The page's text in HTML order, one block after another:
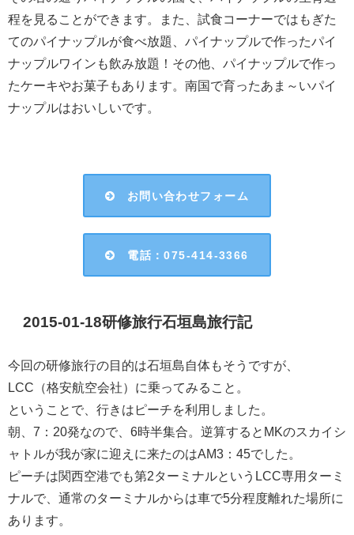
程を見ることができます。また、試食コーナーではもぎた
てのパイナップルが食べ放題、パイナップルで作ったパイ
ナップルワインも飲み放題！その他、パイナップルで作っ
たケーキやお菓子もあります。南国で育ったあま～いパイ
ナップルはおいしいです。
お問い合わせフォーム
電話：075-414-3366
2015-01-18研修旅行石垣島旅行記
今回の研修旅行の目的は石垣島自体もそうですが、
LCC（格安航空会社）に乗ってみること。
ということで、行きはピーチを利用しました。
朝、7：20発なので、6時半集合。逆算するとMKのスカイシ
ャトルが我が家に迎えに来たのはAM3：45でした。
ピーチは関西空港でも第2ターミナルというLCC専用ターミ
ナルで、通常のターミナルからは車で5分程度離れた場所に
あります。